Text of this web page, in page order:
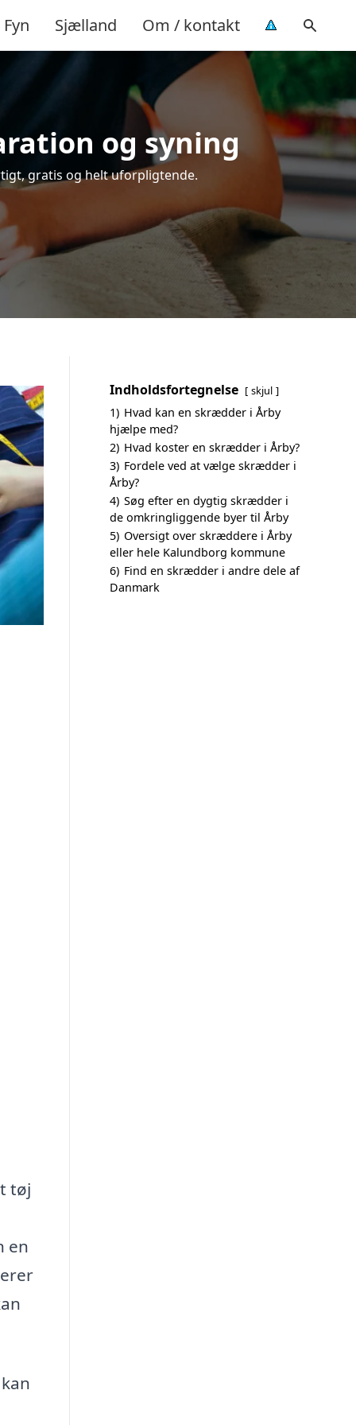
Fyn Sjælland Om / kontakt
og syning
gratis og helt uforpligtende.
tøj
en
Indholdsfortegnelse skjul
1) Hvad kan en skrædder i Årby
hjælpe med?
2) Hvad koster en skrædder i Årby?
3) Fordele ved at vælge skrædder i
Årby?
4) Søg efter en dygtig skrædder i
de omkringliggende byer til Årby
5) Oversigt over skræddere i Årby
eller hele Kalundborg kommune
6) Find en skrædder i andre dele af
Danmark